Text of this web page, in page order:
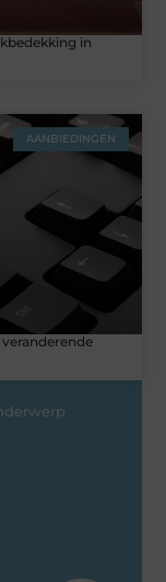
in
AANBIEDINGEN